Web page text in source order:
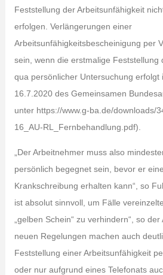
Feststellung der Arbeitsunfähigkeit
erfolgen. Verlängerungen einer
Arbeitsunfähigkeitsbescheinigung per
sein, wenn die erstmalige Feststellung
qua persönlicher Untersuchung erfolgt
16.7.2020 des Gemeinsamen
unter https://www.g-ba.de/downloads/
16_AU-RL_Fernbehandlung.pdf).
„Der Arbeitnehmer muss also
persönlich begegnet sein, bevor er
Krankschreibung erhalten kann“, so
ist absolut sinnvoll, um Fälle
„gelben Schein“ zu verhindern“, so
neuen Regelungen machen auch
Feststellung einer Arbeitsunfähigkeit
oder nur aufgrund eines Telefonats